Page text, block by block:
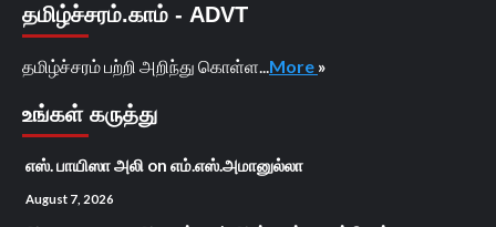
தமிழ்ச்சரம்.காம் - ADVT
தமிழ்ச்சரம் பற்றி அறிந்து கொள்ள... More »
உங்கள் கருத்து
எஸ். பாயிஸா அலி on எம்.எஸ்.அமானுல்லா
August 7, 2026